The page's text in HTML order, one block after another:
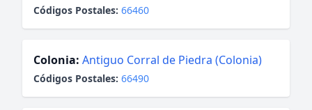
Códigos Postales: 66460
Colonia: Antiguo Corral de Piedra (Colonia)
Códigos Postales: 66490